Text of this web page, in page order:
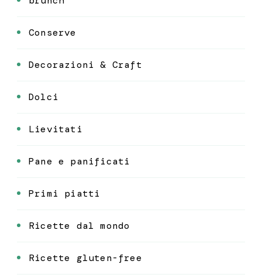
Conserve
Decorazioni & Craft
Dolci
Lievitati
Pane e panificati
Primi piatti
Ricette dal mondo
Ricette gluten-free